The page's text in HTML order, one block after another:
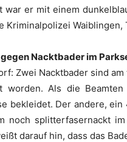
war er mit einem
Kriminalpolizei
Nacktbader im
Zwei Nacktbader sind
worden. Als die
bekleidet. Der andere,
noch splitterfasernackt
darauf hin, dass das